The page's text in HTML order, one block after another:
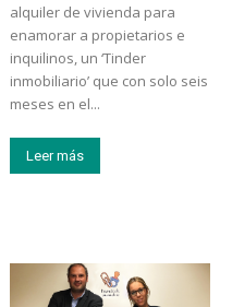
alquiler de vivienda para
enamorar a propietarios e
inquilinos, un ‘Tinder
inmobiliario’ que con solo seis
meses en el...
Leer más